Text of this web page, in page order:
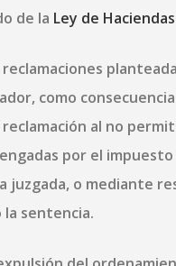
de la Ley de
como
al no
por el
juzgada, o mediante
la sentencia.